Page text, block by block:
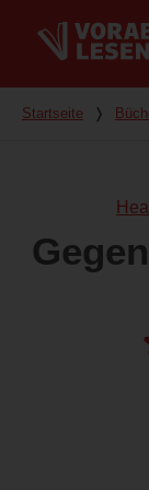
Du bist hier
Startseite ❭